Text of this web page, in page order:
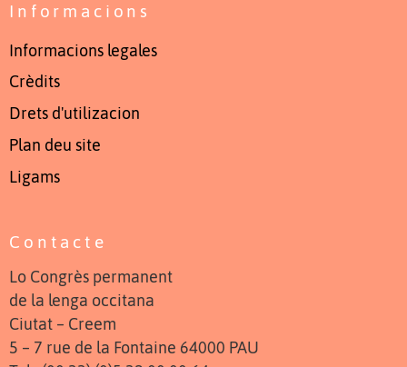
Informacions
Informacions legales
Crèdits
Drets d'utilizacion
Plan deu site
Ligams
Contacte
Lo Congrès permanent
de la lenga occitana
Ciutat – Creem
5 – 7 rue de la Fontaine 64000 PAU